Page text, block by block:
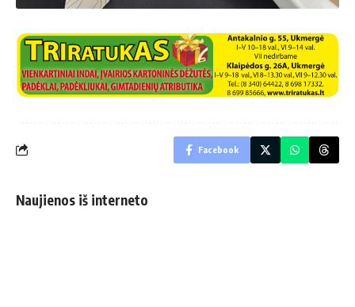
Facebook
Naujienos iš interneto